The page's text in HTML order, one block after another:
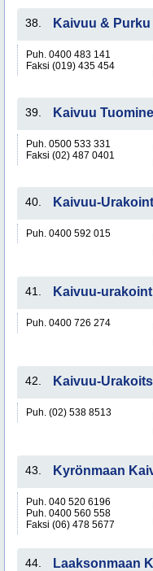
38. Kaivuu &
Puh. 0400 483 141
Faksi (019) 435 454
39. Kaivuu
Puh. 0500 533 331
Faksi (02) 487 0401
40. Kaivuu-
Puh. 0400 592 015
41. Kaivuu-
Puh. 0400 726 274
42. Kaivuu-
Puh. (02) 538 8513
43. Kyrönmaan
Puh. 040 520 6196
Puh. 0400 560 558
Faksi (06) 478 5677
44. Laaksonmaan